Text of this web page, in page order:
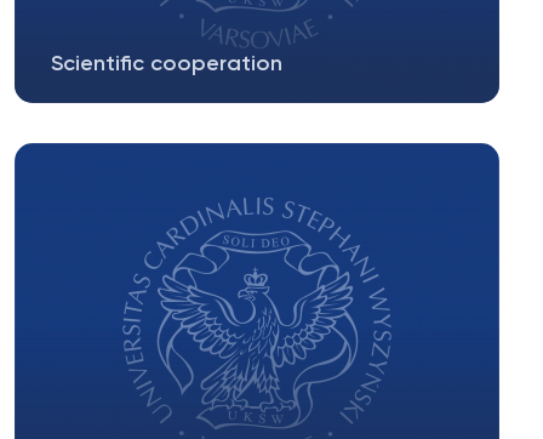
Scientific cooperation
centres of international exchange...